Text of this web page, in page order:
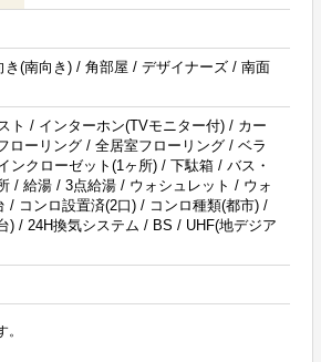
(南向き) / 角部屋 / デザイナーズ / 南面
ト / インターホン(TVモニター付) / カー
ローリング / 全居室フローリング / ベラ
クローゼット(1ヶ所) / 下駄箱 / バス・
/ 給湯 / 3点給湯 / ウォシュレット / ウォ
/ コンロ設置済(2口) / コンロ種類(都市) /
) / 24H換気システム / BS / UHF(地デジア